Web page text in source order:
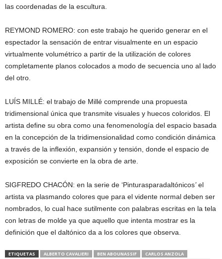
las coordenadas de la escultura.
REYMOND ROMERO: con este trabajo he querido generar en el
espectador la sensación de entrar visualmente en un espacio
virtualmente volumétrico a partir de la utilización de colores
completamente planos colocados a modo de secuencia uno al lado
del otro.
LUÍS MILLÉ: el trabajo de Millé comprende una propuesta
tridimensional única que transmite visuales y huecos coloridos. El
artista define su obra como una fenomenología del espacio basada
en la concepción de la tridimensionalidad como condición dinámica
a través de la inflexión, expansión y tensión, donde el espacio de
exposición se convierte en la obra de arte.
SIGFREDO CHACÓN: en la serie de ‘Pinturasparadaltónicos’el
artista va plasmando colores que para el vidente normal deben ser
nombrados, lo cual hace sutilmente con palabras escritas en la tela
con letras de molde ya que aquello que intenta mostrar es la
definición que el daltónico da a los colores que observa.
ETIQUETAS ALBERTO CAVALIERI BEN ABOUNASSIF
CARLOS ANZOLA